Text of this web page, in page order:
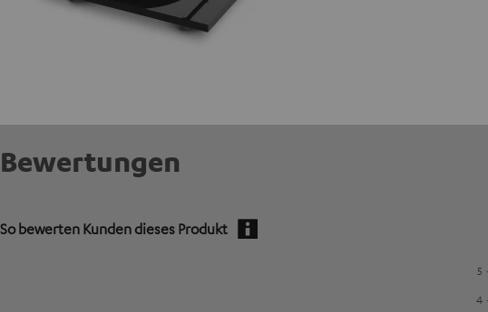
Bewertungen
So bewerten Kunden dieses Produkt
5
4